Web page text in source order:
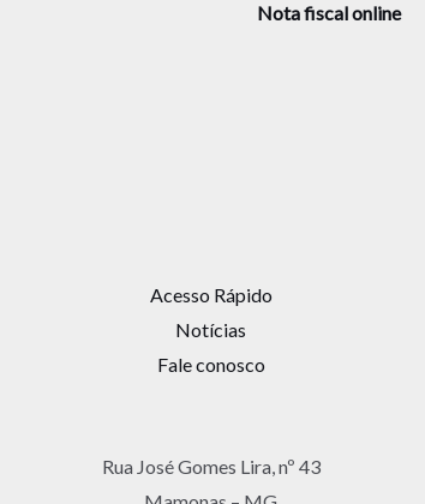
Nota fiscal online
Acesso Rápido
Notícias
Fale conosco
Rua José Gomes Lira, nº 43